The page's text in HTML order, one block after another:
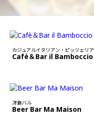
カジュアルイタリアン・ピッツェリア
Cafè＆Bar il Bamboccio
洋食バル
Beer Bar Ma Maison